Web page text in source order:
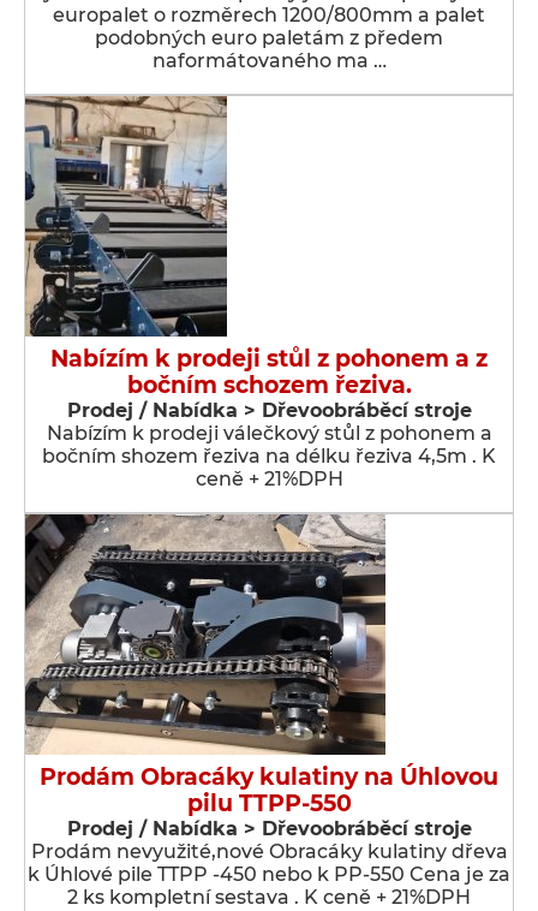
europalet o rozměrech 1200/800mm a palet
podobných euro paletám z předem
naformátovaného ma …
Nabízím k prodeji stůl z pohonem a z
bočním schozem řeziva.
Prodej / Nabídka > Dřevoobráběcí stroje
Nabízím k prodeji válečkový stůl z pohonem a
bočním shozem řeziva na délku řeziva 4,5m . K
ceně + 21%DPH
Prodám Obracáky kulatiny na Úhlovou
pilu TTPP-550
Prodej / Nabídka > Dřevoobráběcí stroje
Prodám nevyužité,nové Obracáky kulatiny dřeva
k Úhlové pile TTPP -450 nebo k PP-550 Cena je za
2 ks kompletní sestava . K ceně + 21%DPH